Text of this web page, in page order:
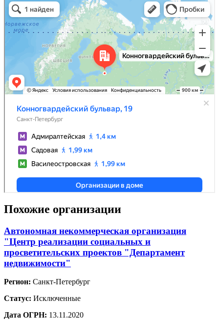
Похожие организации
Автономная некоммерческая организация
"Центр реализации социальных и
просветительских проектов "Департамент
недвижимости"
Регион: Санкт-Петербург
Статус: Исключенные
Дата ОГРН: 13.11.2020